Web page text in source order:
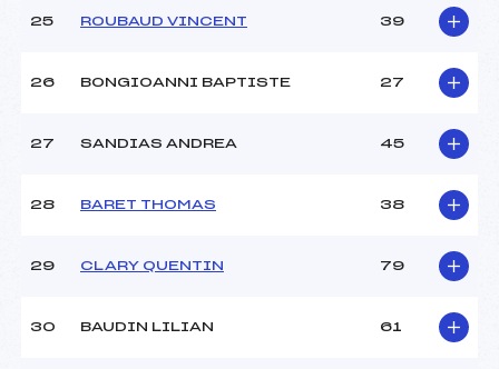
25 ROUBAUD VINCENT 39
26 BONGIOANNI BAPTISTE 27
27 SANDIAS ANDREA 45
28 BARET THOMAS 38
29 CLARY QUENTIN 79
30 BAUDIN LILIAN 61